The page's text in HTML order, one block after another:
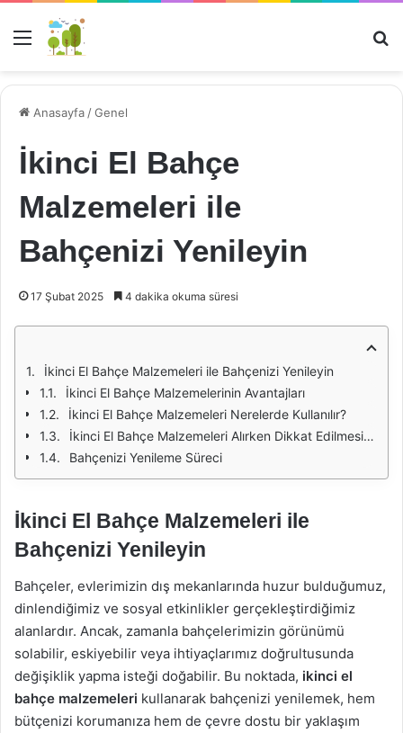
Menü
Anasayfa /Genel
İkinci El Bahçe
Malzemeleri ile
Bahçenizi Yenileyin
17 Şubat 2025 4 dakika okuma süresi
İkinci El Bahçe Malzemeleri ile Bahçenizi Yenileyin
İkinci El Bahçe Malzemelerinin Avantajları
İkinci El Bahçe Malzemeleri Nerelerde Kullanılır?
İkinci El Bahçe Malzemeleri Alırken Dikkat Edilmesi Gerekenler
Bahçenizi Yenileme Süreci
İkinci El Bahçe Malzemeleri ile
Bahçenizi Yenileyin
Bahçeler, evlerimizin dış mekanlarında huzur bulduğumuz,
dinlendiğimiz ve sosyal etkinlikler gerçekleştirdiğimiz
alanlardır. Ancak, zamanla bahçelerimizin görünümü
solabilir, eskiyebilir veya ihtiyaçlarımız doğrultusunda
değişiklik yapma isteği doğabilir. Bu noktada, ikinci el
bahçe malzemeleri kullanarak bahçenizi yenilemek, hem
bütçenizi korumanıza hem de çevre dostu bir yaklaşım